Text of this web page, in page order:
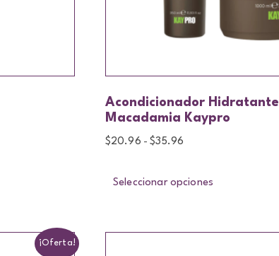
Acondicionador Hidratante
Macadamia Kaypro
$20.96 - $35.96
Seleccionar opciones
¡Oferta!